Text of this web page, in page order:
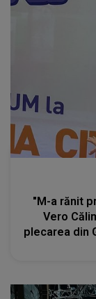
"M-a rănit
Vero
plecarea din Gașca